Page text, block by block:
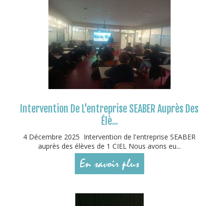
Intervention De L'entreprise SEABER Auprès Des
Élè...
4 Décembre 2025 Intervention de l'entreprise SEABER
auprès des élèves de 1 CIEL Nous avons eu...
En savoir plus